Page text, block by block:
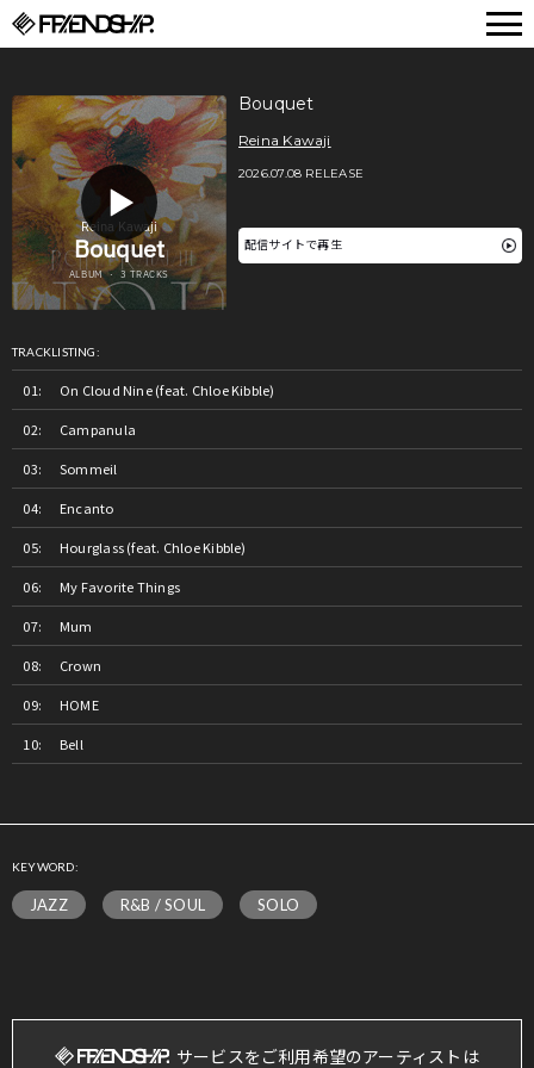
Bouquet
Reina Kawaji
2026.07.08 RELEASE
配信サイトで再生
TRACKLISTING:
On Cloud Nine (feat. Chloe Kibble)
Campanula
Sommeil
Encanto
Hourglass (feat. Chloe Kibble)
My Favorite Things
Mum
Crown
HOME
Bell
KEYWORD:
JAZZ R&B / SOUL SOLO
サービスをご利用希望のアーティストは